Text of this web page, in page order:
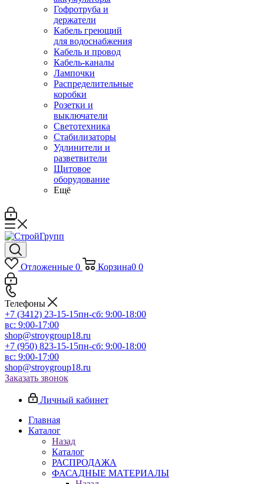
Гофротруба и
держатели
Кабель греющий
для водоснабжения
Кабель и провод
Кабель-каналы
Лампочки
Распределительные
коробки
Розетки и
выключатели
Светотехника
Стабилизаторы
Удлинители и
разветвители
Щитовое
оборудование
Ещё
Отложенные 0 Корзина0 0
Телефоны
+7 (3412) 23-15-15пн-сб: 9:00-18:00
вс: 9:00-17:00
shop@stroygroup18.ru
+7 (950) 823-15-15пн-сб: 9:00-18:00
вс: 9:00-17:00
shop@stroygroup18.ru
Заказать звонок
Личный кабинет
Главная
Каталог
Назад
Каталог
РАСПРОДАЖА
ФАСАДНЫЕ МАТЕРИАЛЫ